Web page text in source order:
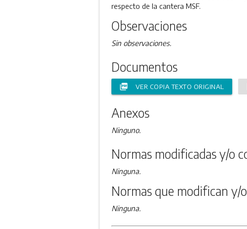
respecto de la cantera MSF.
Observaciones
Sin observaciones.
Documentos
picture_as_pdf VER COPIA TEXTO ORIGINAL
Anexos
Ninguno.
Normas modificadas y/o
Ninguna.
Normas que modifican y/
Ninguna.